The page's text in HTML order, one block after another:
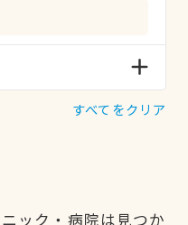
すべてをクリア
ック・病院は見つか